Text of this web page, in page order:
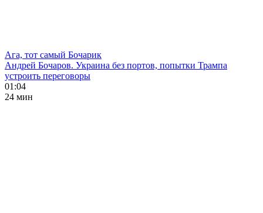
Ага, тот самый Бочарик
Андрей Бочаров. Украина без портов, попытки Трампа
устроить переговоры
01:04
24 мин